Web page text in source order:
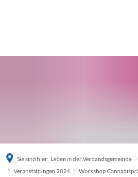
Sie sind hier: Leben in der Verbandsgemeinde
Veranstaltungen 2024
Workshop